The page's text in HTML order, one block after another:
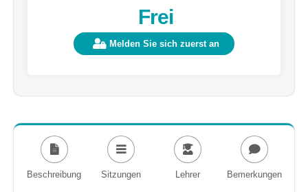
Frei
Melden Sie sich zuerst an
Beschreibung Sitzungen Lehrer Bemerkungen